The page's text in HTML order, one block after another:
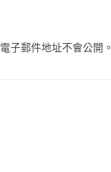
子郵件地址不會公開。